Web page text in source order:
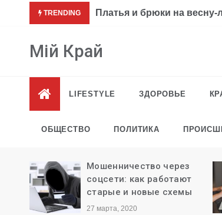
TRENDING Платья и брюки на весну-
Мій Край
LIFESTYLE ЗДОРОВЬЕ
ОБЩЕСТВО ПОЛИТИКА
Мошенничество через
соцсети: как работают
старые и новые схемы
27 марта, 2020